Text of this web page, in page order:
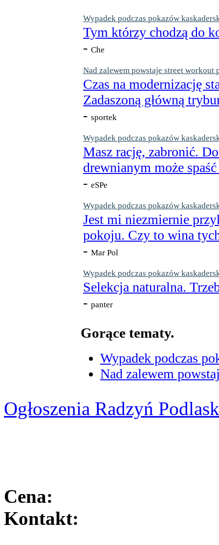
Wypadek podczas pokazów
Tym którzy chodzą do
- Che
Nad zalewem powstaje street workout
Czas na modernizację
Zadaszoną główną
- sportek
Wypadek podczas pokazów
Masz rację, zabronić.
drewnianym może
- eSPe
Wypadek podczas pokazów
Jest mi niezmiernie
pokoju. Czy to wina
- Mar Pol
Wypadek podczas pokazów
Selekcja naturalna.
- panter
Gorące tematy.
Wypadek podczas
Nad zalewem
Ogłoszenia Radzyń
Cena:
Kontakt: